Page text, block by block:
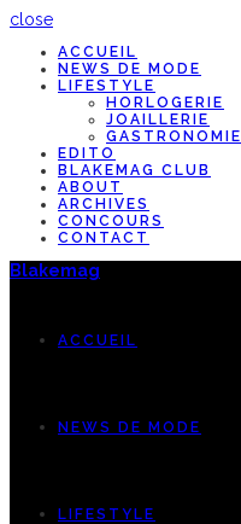
close
ACCUEIL
NEWS DE MODE
LIFESTYLE
HORLOGERIE
JOAILLERIE
GASTRONOMIE
EDITO
BLAKEMAG CLUB
ABOUT
ARCHIVES
CONCOURS
CONTACT
Blakemag
ACCUEIL
NEWS DE MODE
LIFESTYLE